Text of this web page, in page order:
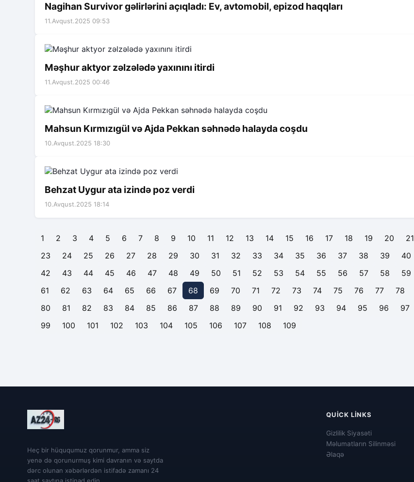
Nagihan Survivor gəlirlərini açıqladı: Ev, avtomobil, epizod haqqları
11.Avqust.2025 09:53
Məşhur aktyor zəlzələdə yaxınını itirdi
11.Avqust.2025 00:46
Mahsun Kırmızıgül və Ajda Pekkan səhnədə halayda coşdu
10.Avqust.2025 18:30
Behzat Uygur ata izində poz verdi
10.Avqust.2025 18:14
1 2 3 4 5 6 7 8 9 10 11 12 13 14 15 16 17 18 19 20 21
23
24 25 26 27 28 29 30 31 32 33 34 35 36 37 38 39 40
42
43 44 45 46 47 48 49 50 51 52 53 54 55 56 57 58 59
61
62 63 64 65 66 67 68 69 70 71 72 73 74 75 76 77 78
80
81 82 83 84 85 86 87 88 89 90 91 92 93 94 95 96 97
99
100 101 102 103 104 105 106 107 108 109
Heç bir hüququmuz qorunmur, amma siz
yenə də qorunurmuş kimi davranın və saytda
dərc olunan xəbərlərdən istifadə zamanı 24
QUICK LINKS
Gizlilik Siyasəti
Məlumatların Silinməsi
Əlaqə